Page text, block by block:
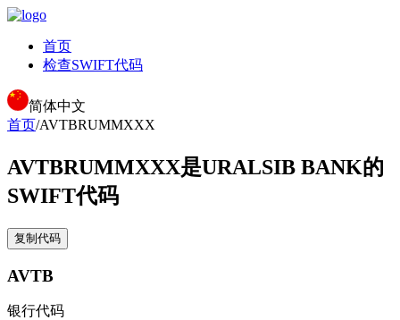
首页
检查SWIFT代码
简体中文
首页/AVTBRUMMXXX
AVTBRUMMXXX是URALSIB BANK的
SWIFT代码
复制代码
AVTB
银行代码